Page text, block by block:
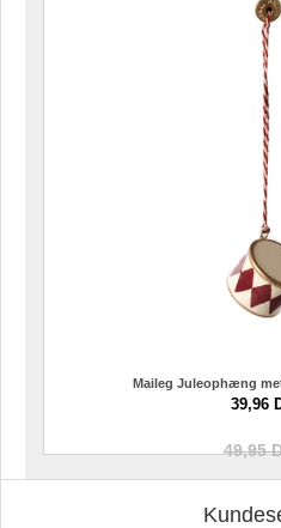
Maileg Juleophæng
39,96
49,95